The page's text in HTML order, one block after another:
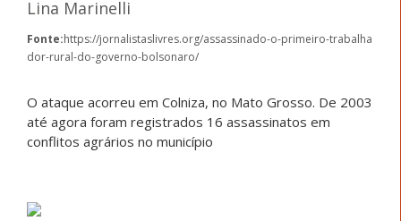
Lina Marinelli
Fonte:https://jornalistaslivres.org/assassinado-o-primeiro-trabalha
dor-rural-do-governo-bolsonaro/
O ataque acorreu em Colniza, no Mato Grosso. De 2003
até agora foram registrados 16 assassinatos em
conflitos agrários no município